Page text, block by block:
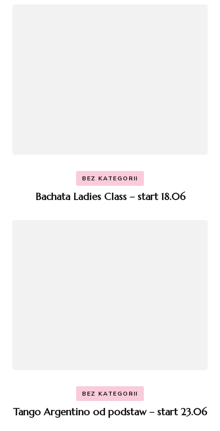
BEZ KATEGORII
Bachata Ladies Class – start 18.06
BEZ KATEGORII
Tango Argentino od podstaw – start 23.06